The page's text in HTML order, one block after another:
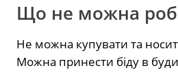
Що не можна
Не можна купувати та
Можна принести біду в